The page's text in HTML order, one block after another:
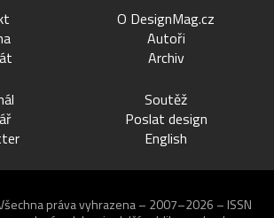
O DesignMag.cz
Autoři
Archiv
Soutěž
Poslat design
English
práva vyhrazena – 2007–2026 – ISSN